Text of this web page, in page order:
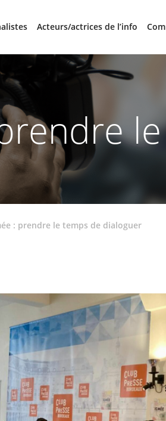
Acteurs/actrices de l’info
: prendre le temps de dialoguer